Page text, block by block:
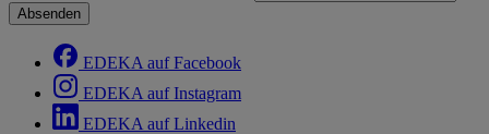
Absenden
EDEKA auf Facebook
EDEKA auf Instagram
EDEKA auf Linkedin